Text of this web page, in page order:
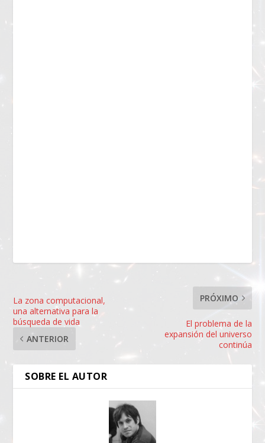
La zona computacional,
una alternativa para la
búsqueda de vida
ANTERIOR
PRÓXIMO
El problema de la
expansión del universo
continúa
SOBRE EL AUTOR